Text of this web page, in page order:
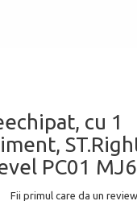
cu 1
PC01
Fii primul care da un